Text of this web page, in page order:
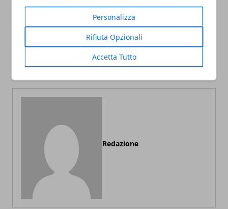
Personalizza
Rifiuta Opzionali
Accetta Tutto
Harry Potter: apre a New
York il negozio dedicato
alle avventure del mago
Scream 5: trama, cast e
data di uscita del nuovo
slasher con protagonista
Redazione